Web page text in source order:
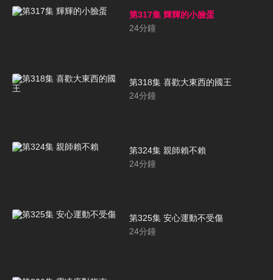
第317集 輝輝的小臉蛋
24分鐘
第318集 喜歡大東西的國王
24分鐘
第324集 親師賴不賴
24分鐘
第325集 安心運動不受傷
24分鐘